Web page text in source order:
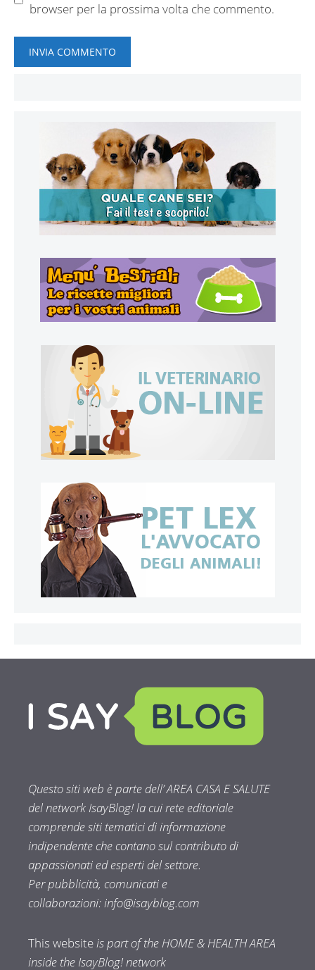
browser per la prossima volta che commento.
Questo siti web è parte dell’ AREA CASA E SALUTE
del network IsayBlog! la cui rete editoriale
comprende siti tematici di informazione
indipendente che contano sul contributo di
appassionati ed esperti del settore.
Per pubblicità, comunicati e
collaborazioni:info@isayblog.com
This websiteis part of the HOME & HEALTH AREA
inside the IsayBlog! network